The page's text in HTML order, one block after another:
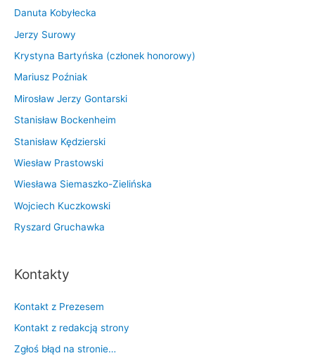
Danuta Kobyłecka
Jerzy Surowy
Krystyna Bartyńska (członek honorowy)
Mariusz Poźniak
Mirosław Jerzy Gontarski
Stanisław Bockenheim
Stanisław Kędzierski
Wiesław Prastowski
Wiesława Siemaszko-Zielińska
Wojciech Kuczkowski
Ryszard Gruchawka
Kontakty
Kontakt z Prezesem
Kontakt z redakcją strony
Zgłoś błąd na stronie…